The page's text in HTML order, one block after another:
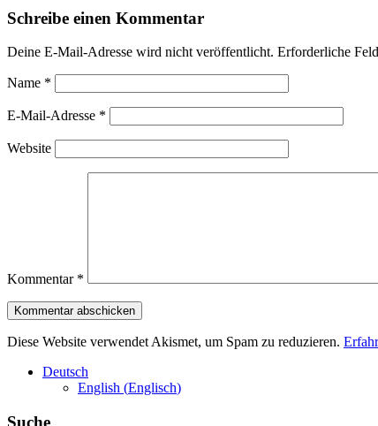
Schreibe einen Kommentar
Deine E-Mail-Adresse wird nicht veröffentlicht. Erforderliche
Name *
E-Mail-Adresse *
Website
Kommentar *
Diese Website verwendet Akismet, um Spam zu reduzieren.
Deutsch
English (Englisch)
Suche